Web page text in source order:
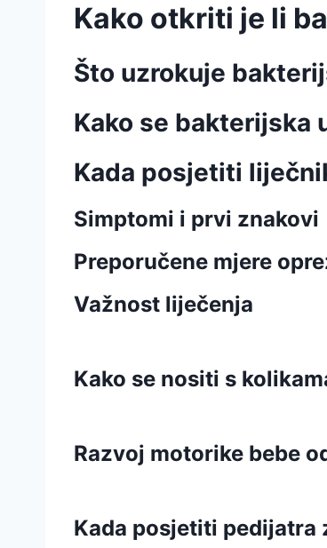
Kako otkriti je li
Što uzrokuje
Kako se bakterijska
Kada posjetiti
Simptomi i prvi znakovi
Preporučene mjere
Važnost liječenja
Kako se nositi s
Razvoj motorike bebe
Kada posjetiti pedijatra